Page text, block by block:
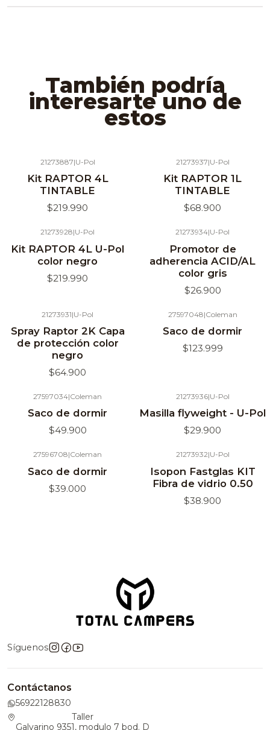
También podría
interesarte uno de
estos
21273887|U-Pol
Kit RAPTOR 4L
TINTABLE
$219.990
21273937|U-Pol
Kit RAPTOR 1L
TINTABLE
$68.900
21273928|U-Pol
Kit RAPTOR 4L U-Pol
color negro
$219.990
21273934|U-Pol
Promotor de
adherencia ACID/AL
color gris
$26.900
21273931|U-Pol
Spray Raptor 2K Capa
de protección color
negro
$64.900
27597048|Coleman
Saco de dormir
$123.999
27597034|Coleman
Saco de dormir
$49.900
21273936|U-Pol
Masilla flyweight - U-Pol
$29.900
27596708|Coleman
Saco de dormir
$39.000
21273932|U-Pol
Isopon Fastglas KIT
Fibra de vidrio 0.50
$38.900
Síguenos
Contáctanos
56922128830
Taller
Galvarino 9351, modulo 7 bod. D